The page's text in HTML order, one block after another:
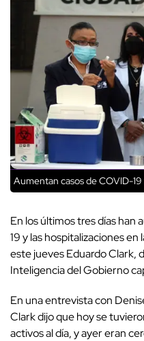
Aumentan casos de COVID-
En los últimos tres días han
19 y las hospitalizaciones
este jueves Eduardo Clark,
Inteligencia del Gobierno
En una entrevista con
Clark dijo que hoy se
activos al día, y ayer eran